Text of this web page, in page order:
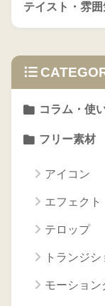
テイスト・雰
コラム・使
フリー素材
アイコン
エフェクト
テロップ
トランジシ
モーション